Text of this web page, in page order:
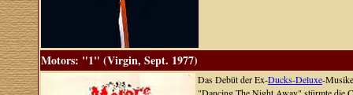
Motors: "1" (Virgin, Sept. 1977)
Das Debüt der Ex-Ducks-Deluxe-